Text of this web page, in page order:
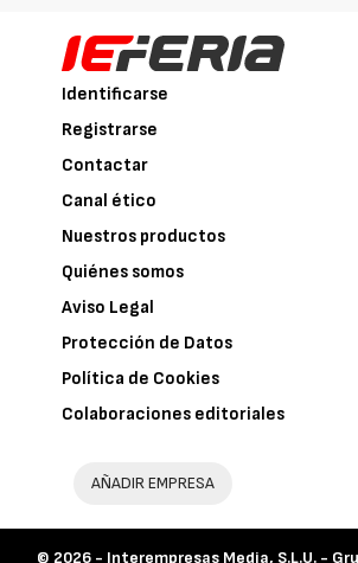
Identificarse
Registrarse
Contactar
Canal ético
Nuestros productos
Quiénes somos
Aviso Legal
Protección de Datos
Política de Cookies
Colaboraciones editoriales
AÑADIR EMPRESA
© 2026 - Interempresas Media, S.L.U. -